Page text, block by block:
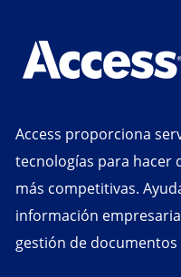
Access proporciona
tecnologías para hacer
más competitivas.
información
gestión de